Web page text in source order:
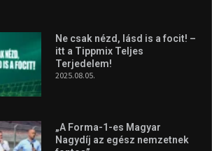
Ne csak nézd, lásd is a focit! –
itt a Tippmix Teljes
Terjedelem!
2025.08.05.
„A Forma-1-es Magyar
Nagydíj az egész nemzetnek